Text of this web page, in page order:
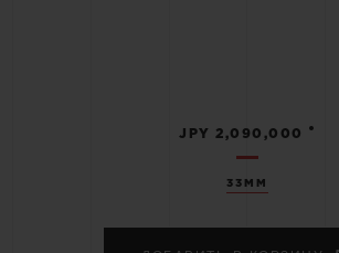
33MM
JPY 2,090,000 •